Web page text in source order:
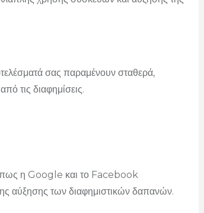
σας παραμένουν σταθερά,
τις διαφημίσεις.
όπως η Google και το Facebook
αύξησης των διαφημιστικών δαπανών.